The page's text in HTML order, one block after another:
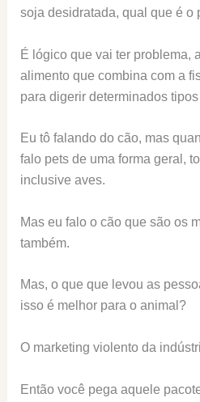
soja desidratada, qual que é o
É lógico que vai ter problema,
alimento que combina com a
para digerir determinados
Eu tô falando do cão, mas
falo pets de uma forma geral,
inclusive aves.
Mas eu falo o cão que são os
também.
Mas, o que que levou as
isso é melhor para o animal?
O marketing violento da
Então você pega aquele